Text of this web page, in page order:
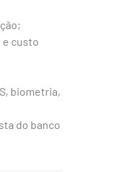
e custo
biometria,
do banco